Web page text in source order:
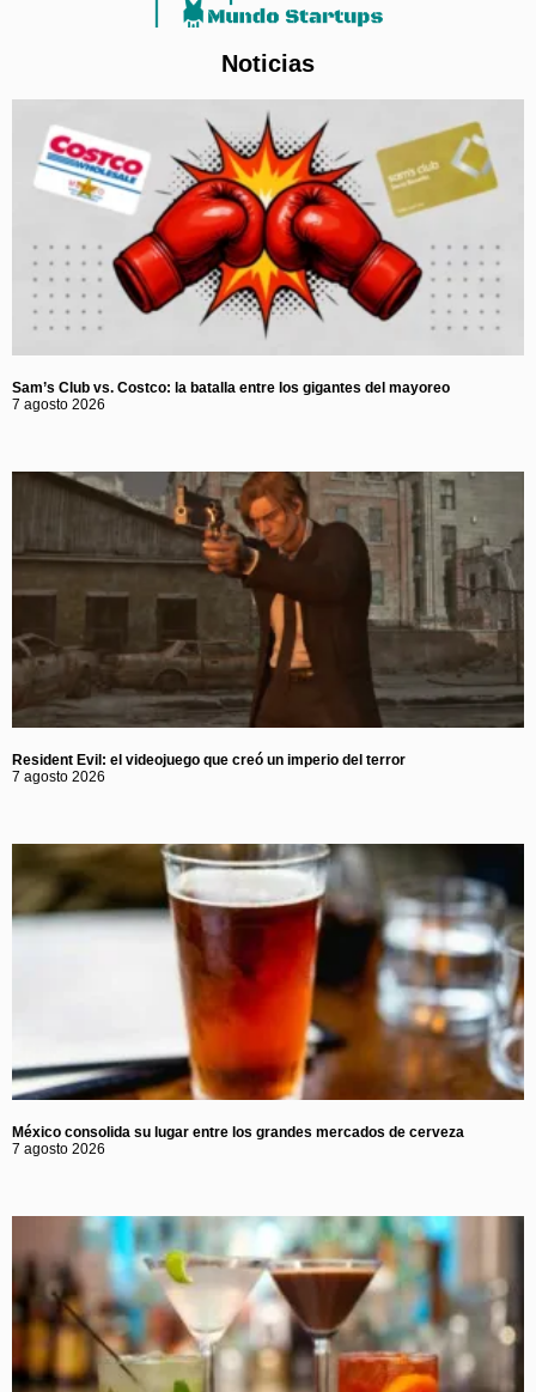
Noticias
Sam’s Club vs. Costco: la batalla entre los gigantes del mayoreo
7 agosto 2026
Resident Evil: el videojuego que creó un imperio del terror
7 agosto 2026
México consolida su lugar entre los grandes mercados de cerveza
7 agosto 2026